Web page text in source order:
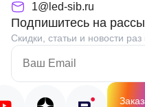
1@led-sib.ru
Подпишитесь на
Скидки, статьи и новости